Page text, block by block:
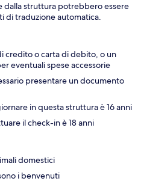
dalla struttura potrebbero essere
di traduzione automatica.
credito o carta di debito, o un
eventuali spese accessorie
presentare un documento
in questa struttura è 16 anni
il check-in è 18 anni
domestici
i benvenuti